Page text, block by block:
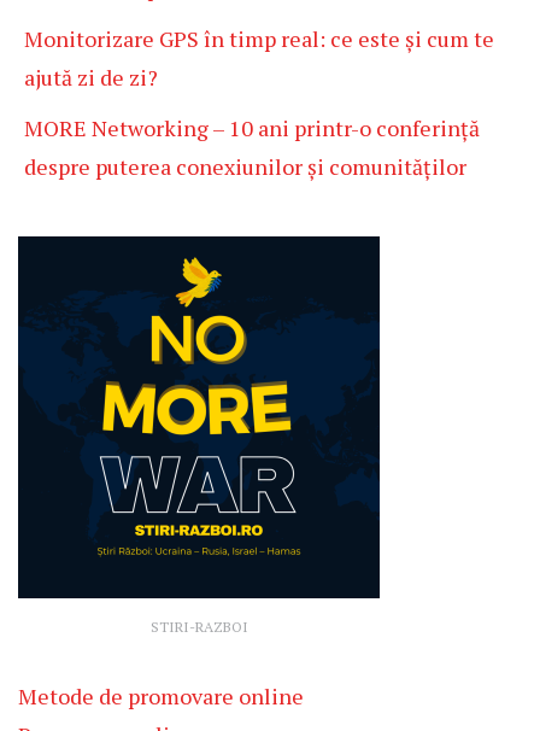
Monitorizare GPS în timp real: ce este și cum te
ajută zi de zi?
MORE Networking – 10 ani printr-o conferință
despre puterea conexiunilor și comunităților
STIRI-RAZBOI
Metode de promovare online